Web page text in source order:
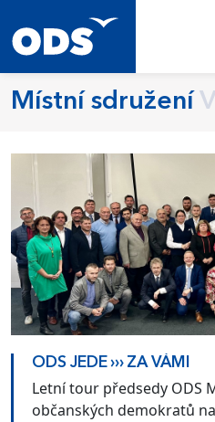
Místní sdružení
ODS JEDE ››› ZA VÁMI
Letní tour předsedy ODS
občanských demokratů